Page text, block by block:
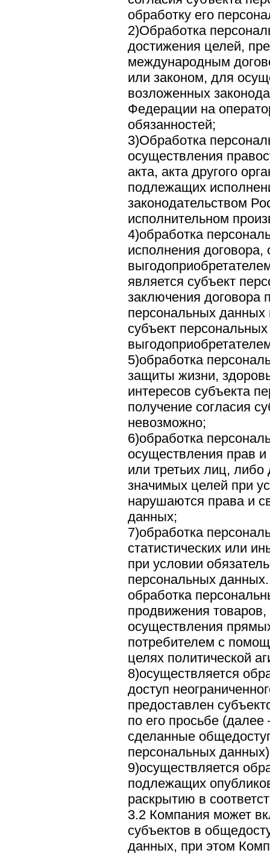
обработку его
2)Обработка
достижения целей,
международным
или законом, для
возложенных
Федерации на
обязанностей;
3)Обработка
осуществления
акта, акта другого
подлежащих
законодательством
исполнительном
4)обработка
исполнения договора,
является субъект
заключения договора
персональных данных
субъект
5)обработка
защиты жизни,
интересов субъекта
получение согласия
невозможно;
6)обработка
осуществления прав
или третьих лиц,
значимых целей при
нарушаются права и
данных;
7)обработка
статистических или
при условии
персональных
обработка
продвижения
осуществления
потребителем с
целях политической
8)осуществляется
доступ
предоставлен
по его просьбе
сделанные
персональных
9)осуществляется
подлежащих
раскрытию в
3.2 Компания может
субъектов в
данных, при этом